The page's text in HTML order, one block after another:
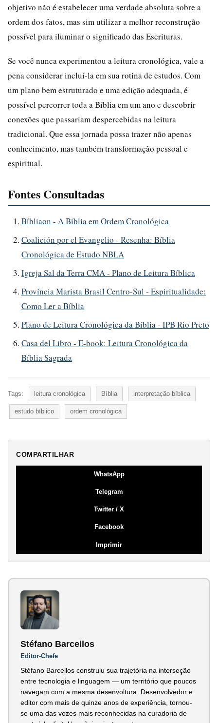
objetivo não é estabelecer uma verdade absoluta sobre a
ordem dos fatos, mas sim utilizar a melhor reconstrução
possível para iluminar o significado das Escrituras.
Se você nunca experimentou a leitura cronológica, vale a
pena considerar incluí-la em sua rotina de estudos. Com
um plano bem estruturado e uma edição adequada, é
possível percorrer toda a Bíblia em um ano e descobrir
conexões que passariam despercebidas na leitura
tradicional. Que essa jornada possa trazer não apenas
conhecimento, mas também transformação pessoal e
espiritual.
Fontes Consultadas
Bíbliaon - A Bíblia em Ordem Cronológica
Coalición por el Evangelio - Resenha: Bíblia
Cronológica de Estudo NBLA
Igreja Sal da Terra CMA - Plano de Leitura Bíblica
Província Marista Brasil Centro-Sul - Espiritualidade:
Como Ler a Bíblia
Plano de Leitura Cronológica da Bíblia - IPB Rio Preto
Casa del Libro - E-book: Leitura Cronológica da
Bíblia Sagrada
Tags: leitura cronológica Bíblia interpretação bíblica
estudo bíblico ordem cronológica
COMPARTILHAR
WhatsApp
Telegram
Twitter / X
Facebook
Imprimir
Stéfano Barcellos
Editor-Chefe
Stéfano Barcellos construiu sua trajetória na interseção
entre tecnologia e linguagem — um território que poucos
navegam com a mesma desenvoltura. Desenvolvedor e
editor com mais de quinze anos de experiência, tornou-
se uma das vozes mais reconhecidas na curadoria de